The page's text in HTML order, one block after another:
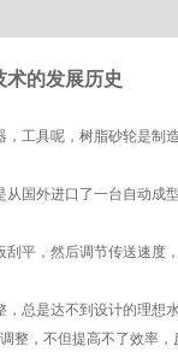
的发展历史
工具呢，树脂砂轮是制
国外进口了一台自动成
平，然后调节传送速度
总是达不到设计的理想
整，不但提高不了效率